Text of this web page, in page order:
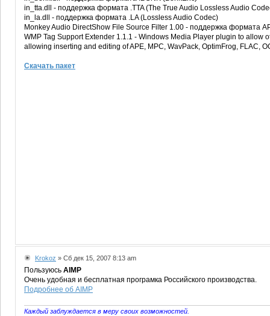
in_tta.dll - поддержка формата .TTA (The True Audio Lossless Audio
in_la.dll - поддержка формата .LA (Lossless Audio Codec)
Monkey Audio DirectShow File Source Filter 1.00 - поддержка формата
WMP Tag Support Extender 1.1.1 - Windows Media Player plugin to allow
allowing inserting and editing of APE, MPC, WavPack, OptimFrog, FLAC,
Скачать пакет
Krokoz » Сб дек 15, 2007 8:13 am
Пользуюсь AIMP
Очень удобная и бесплатная програмка Российского производства.
Подробнее об AIMP
Каждый заблуждается в меру своих возможностей.